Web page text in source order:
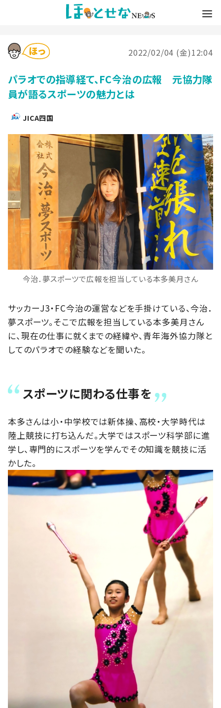
2022/02/04 (金)12:04
パラオでの指導経て、FC今治の広報 元協力隊
員が語るスポーツの魅力とは
JICA四国
今治．夢スポーツで広報を担当している本多美月さん
サッカーJ3・FC今治の運営などを手掛けている、今治．
夢スポーツ。そこで広報を担当している本多美月さん
に、現在の仕事に就くまでの経緯や、青年海外協力隊と
してのパラオでの経験などを聞いた。
スポーツに関わる仕事を
本多さんは小・中学校では新体操、高校・大学時代は
陸上競技に打ち込んだ。大学ではスポーツ科学部に進
学し、専門的にスポーツを学んでその知識を競技に活
かした。